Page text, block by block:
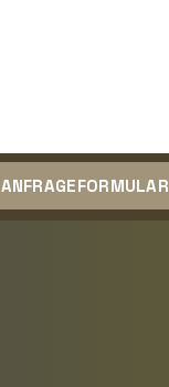
ANFRAGEFORMULAR